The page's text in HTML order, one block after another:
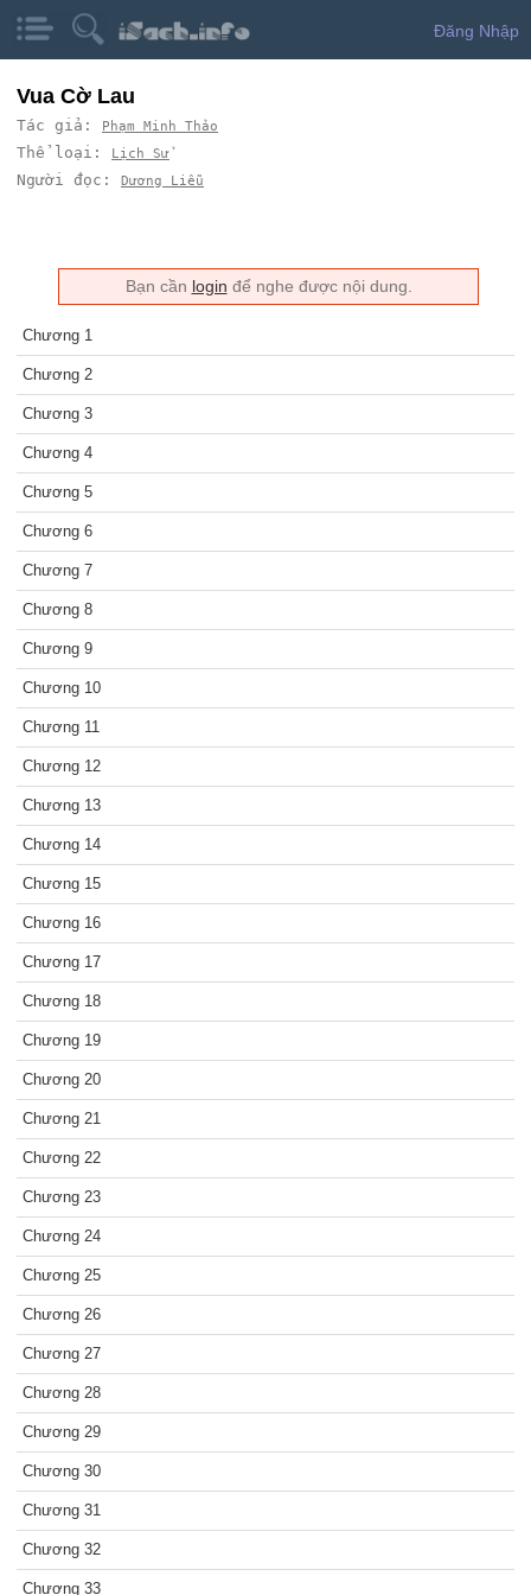
Đăng Nhập
Vua Cờ Lau
Tác giả: Phạm Minh Thảo
Thể loại: Lịch Sử
Người đọc: Dương Liễu
Bạn cần login để nghe được nội dung.
Chương 1
Chương 2
Chương 3
Chương 4
Chương 5
Chương 6
Chương 7
Chương 8
Chương 9
Chương 10
Chương 11
Chương 12
Chương 13
Chương 14
Chương 15
Chương 16
Chương 17
Chương 18
Chương 19
Chương 20
Chương 21
Chương 22
Chương 23
Chương 24
Chương 25
Chương 26
Chương 27
Chương 28
Chương 29
Chương 30
Chương 31
Chương 32
Chương 33